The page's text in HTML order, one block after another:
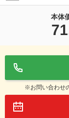
本体
※お問い合わせ